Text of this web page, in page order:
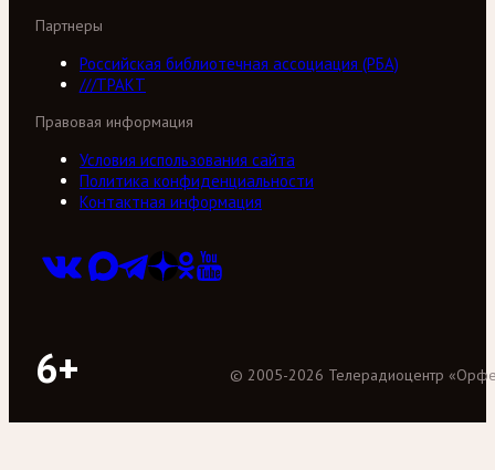
Партнеры
Российская библиотечная ассоциация (РБА)
///ТРАКТ
Правовая информация
Условия использования сайта
Политика конфиденциальности
Контактная информация
6+ © 2005-2026 Телерадиоцентр